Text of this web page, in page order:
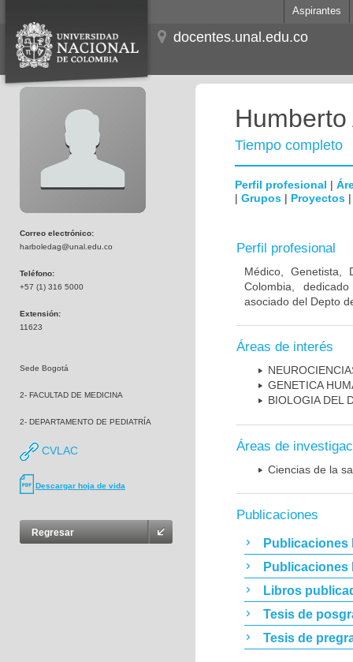
Aspirantes
docentes.unal.edu.co
Correo electrónico:
harboledag@unal.edu.co
Teléfono:
+57 (1) 316 5000
Extensión:
11623
Sede Bogotá
2- FACULTAD DE MEDICINA
2- DEPARTAMENTO DE PEDIATRÍA
CVLAC
Descargar hoja de vida
Regresar
Tiempo completo
Perfil profesional |
| Grupos | Proyectos
Perfil profesional
Médico, Genetista,
Colombia,
asociado del Depto
Áreas de interés
GENETICA
BIOLOGIA DEL
Áreas de
Ciencias de la
Publicaciones
Publicaciones
Publicaciones
Libros
Tesis de
Tesis de